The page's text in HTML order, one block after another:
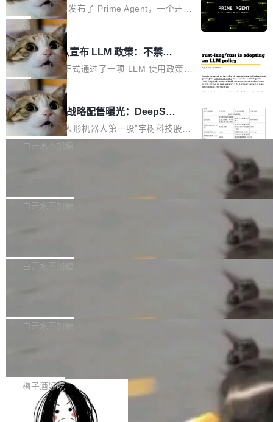
r Day）将在杭州启航。活动面向智能硬件产业
链企业和开发者，邀请行业专家与资深技术顾
问，围绕开源鸿蒙技术能力、设备适配、芯片适
配、功耗与稳定性调优、兼容性测评及统一互联
等内容展开系统讲解和实战交流，帮助企业进一
步了解开源鸿蒙在智能...
opilot coding agent 全部受影响。从检测到完全
恢复，大约 12 小时。 这是 2026 年 8 月的第六
起事故，其中四起与 AI/Copilot 服务相关。 Git
Hub 员工 kdaigle 在 HN 讨论中贴出了一组数
据：2025 年全年 10 亿次 commit。现在，每周
2.75 亿次，全年预计 140 亿次。GitHub...
进的编程 Agent，ARC-AGI 3 超越人类
专家基线
Prime Intellect 发布了 Prime Agent，一个开源
的编程 Agent Harness，核心设计围绕两个抽
象：Recursive Language Model（RLM）和 C
ontinual Harness。在 ARC-AGI 3 基准测试
上，Prime Agent + Opus 5 的组合达到了 95.
5% RHAE Best@1，超过了 ARC 报告的人类专
家基线 95.4%。 不是又一个 coding agent 包装
器 Prime Agent 的架构和市面上大多数 coding
agent 有本质区别。大多数 agent harness 的设
计是基于早期模型的能力—...
局
Rust 项目团队宣布 LLM 政策：不禁
止，但你要承认哪些代码不是你写的
Rust 语言项目正式通过了一项 LLM 使用政策，
覆盖 rust-lang/rust 单一仓库的代码贡献。这不
是项目级别的官方立场，目前由五个团队采纳，
但它可能是主流开源项目中关于 AI 辅助贡献最
细致的一份规则。 政策的核心只有一句话：LLM
可以用来分析、提炼、审阅、建议，但不能用来
不得生成涉及安全性的关键变更，除非作者本身
局
宇树科技 IPO 战略配售曝光：DeepSe
ek 获配 93.3 万股，锁定 36 个月
8月6日晚间，“人形机器人第一股”宇树科技股份
有限公司披露IPO发行价格及战略配售结果，杭
36个月。 公告显示，本次宇树科技战略配售对
员工参与设立的专项资产管理计划。其中，Dee
获配9...
白开水不加糖
Bug fixes and enhancements 修复多次传递同
一个回归问题，该问题导致拉取镜像时会拒绝包
题，该问题可能导致在旧版 Linux 内核...
白开水不加糖
e 孵化器项目管理委员会（IPMC）投票中获得
P）！这一里程碑不仅标志着 Fluss 迈入新的发
白开水不加糖
长期停止内容更新，未能实现其作为“AI版维基百
提交的编辑请求也长期处于待处理状态。 Groki
pedia 于去年底上线，定位为由人工智能生成内
容的百科平台，被马斯克视为传统众包百科网站
白开水不加糖
是这样的：配 MessageSource 的 Bean、写 R
eloadableResourceBundleMessageSource、
声明 LocaleResolver、注册 LocaleChangeInt
梅子酒好吃
Apache Doris 4.1 全面增强 Iceberg：